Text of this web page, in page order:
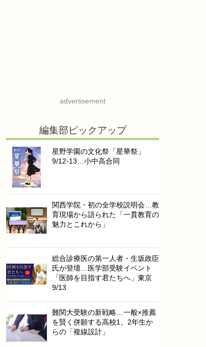
advertisement
編集部ピックアップ
星野学園の文化祭「星華祭」
9/12-13…小中高合同
関西学院・初の全学校説明会…教
育現場から語られた「一貫教育の
魅力とこれから」
総合診療医の第一人者・生坂政臣
氏が登壇…医学部受験イベント
「医師を目指す君たちへ」東京
9/13
難関大受験の新戦略…一般×推薦
を賢く併願する高校1、2年生か
らの「複線設計」